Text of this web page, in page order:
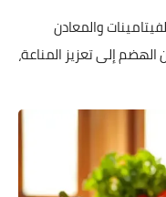
والمعادن
إلى تعزيز المناعة،